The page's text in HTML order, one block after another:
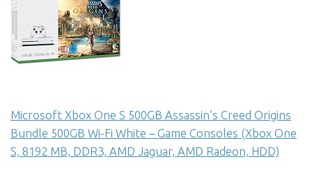
Microsoft Xbox One S 500GB Assassin’s Creed Origins
Bundle 500GB Wi-Fi White – Game Consoles (Xbox One
S, 8192 MB, DDR3, AMD Jaguar, AMD Radeon, HDD)